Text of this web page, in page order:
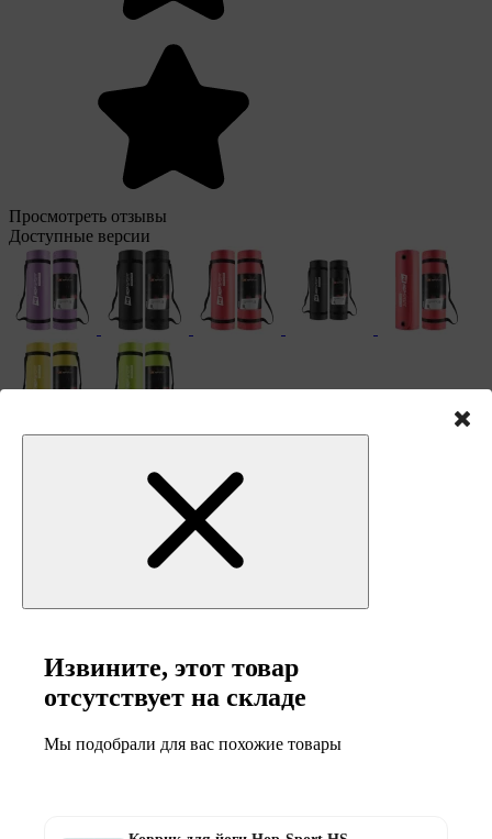
Просмотреть отзывы
Доступные версии
Извините, этот товар
отсутствует на складе
Мы подобрали для вас похожие товары